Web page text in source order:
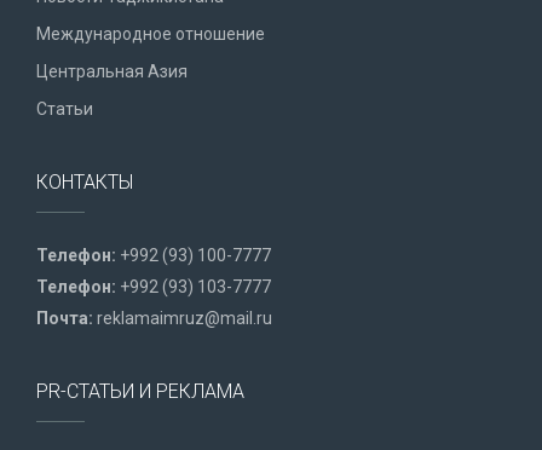
Международное отношение
Центральная Азия
Статьи
КОНТАКТЫ
Телефон: +992 (93) 100-7777
Телефон: +992 (93) 103-7777
Почта: reklamaimruz@mail.ru
PR-СТАТЬИ И РЕКЛАМА